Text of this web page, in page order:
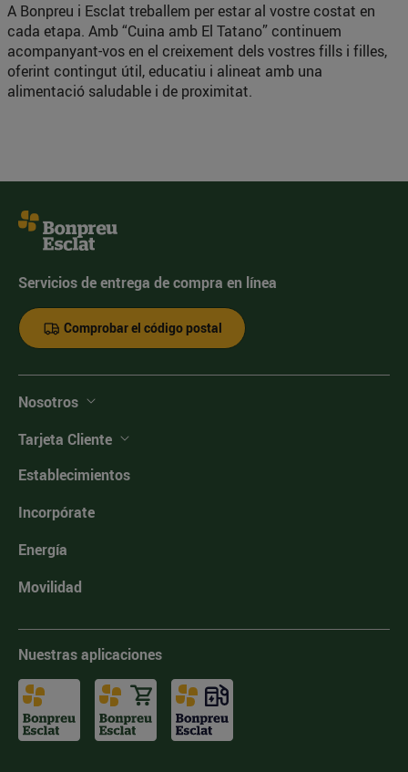
A Bonpreu i Esclat treballem per estar al vostre costat en
cada etapa. Amb “Cuina amb El Tatano” continuem
acompanyant-vos en el creixement dels vostres fills i filles,
oferint contingut útil, educatiu i alineat amb una
alimentació saludable i de proximitat.
Servicios de entrega de compra en línea
Comprobar el código postal
Nosotros
Tarjeta Cliente
Establecimientos
Incorpórate
Energía
Movilidad
Nuestras aplicaciones